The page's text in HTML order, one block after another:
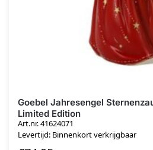
Goebel Jahresengel
Limited Edition
Art.nr. 41624071
Levertijd: Binnenkort verkrijgbaar